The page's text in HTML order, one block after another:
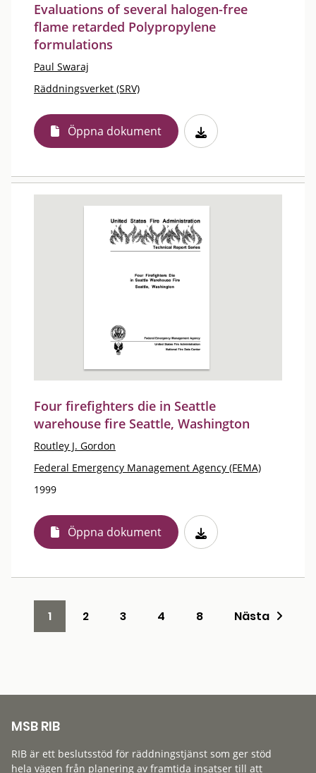
Evaluations of several halogen-free
flame retarded Polypropylene
formulations
Paul Swaraj
Räddningsverket (SRV)
Öppna dokument
Four firefighters die in Seattle
warehouse fire Seattle, Washington
Routley J. Gordon
Federal Emergency Management Agency (FEMA)
1999
Öppna dokument
1 2 3 4 8 Nästa
MSB RIB
RIB är ett beslutsstöd för räddningstjänst som ger stöd
hela vägen från planering av framtida insatser till att